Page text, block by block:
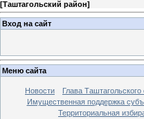
[Таштагольский район]
Вход на сайт
Меню сайта
Новости Глава Таштагольского
Имущественная поддержка
Территориальная